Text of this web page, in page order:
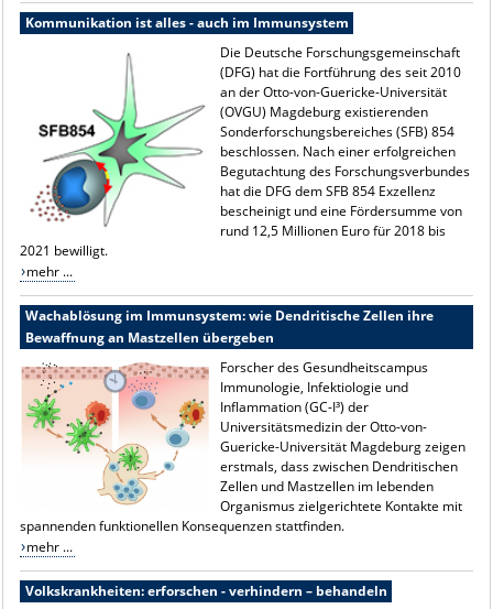
Kommunikation ist alles - auch im Immunsystem
Die Deutsche Forschungsgemeinschaft
(DFG) hat die Fortführung des seit 2010
an der Otto-von-Guericke-Universität
(OVGU) Magdeburg existierenden
Sonderforschungsbereiches (SFB) 854
beschlossen. Nach einer erfolgreichen
Begutachtung des Forschungsverbundes
hat die DFG dem SFB 854 Exzellenz
bescheinigt und eine Fördersumme von
rund 12,5 Millionen Euro für 2018 bis
2021 bewilligt.
mehr ...
Wachablösung im Immunsystem: wie Dendritische Zellen ihre
Bewaffnung an Mastzellen übergeben
Forscher des Gesundheitscampus
Immunologie, Infektiologie und
Inflammation (GC-I³) der
Universitätsmedizin der Otto-von-
Guericke-Universität Magdeburg zeigen
erstmals, dass zwischen Dendritischen
Zellen und Mastzellen im lebenden
Organismus zielgerichtete Kontakte mit
spannenden funktionellen Konsequenzen stattfinden.
mehr ...
Volkskrankheiten: erforschen - verhindern – behandeln